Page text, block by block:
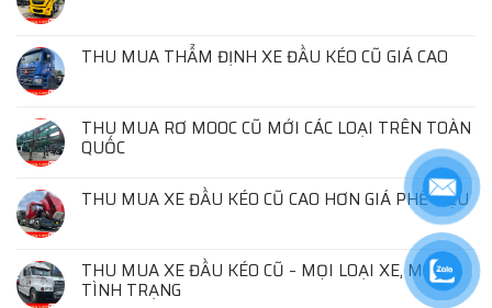
THU MUA THẨM ĐỊNH XE ĐẦU KÉO CŨ GIÁ CAO
THU MUA RƠ MOOC CŨ MỚI CÁC LOẠI TRÊN TOÀN
QUỐC
THU MUA XE ĐẦU KÉO CŨ CAO HƠN GIÁ PHẾ LIỆU
THU MUA XE ĐẦU KÉO CŨ – MỌI LOẠI XE, MỌI
TÌNH TRẠNG